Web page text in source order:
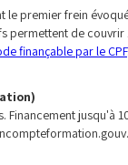
le premier frein
permettent de
finançable par le CPF.
Financement jusqu'à